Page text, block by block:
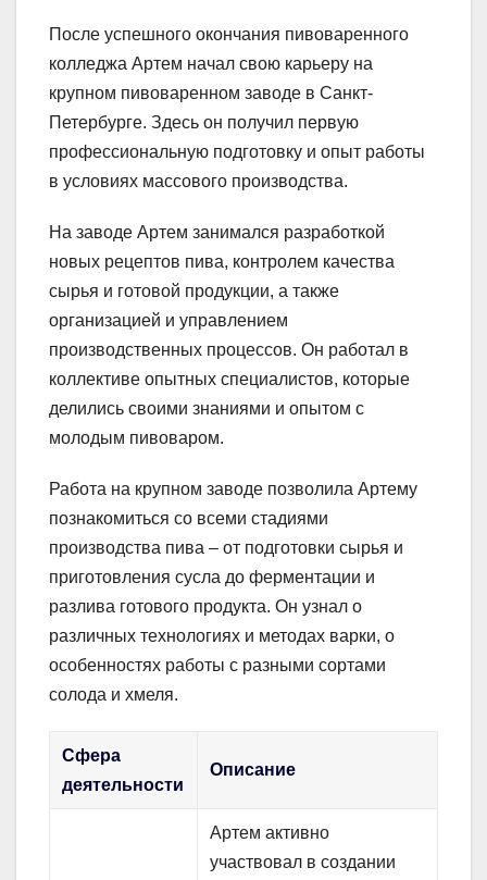
После успешного окончания пивоваренного
колледжа Артем начал свою карьеру на
крупном пивоваренном заводе в Санкт-
Петербурге. Здесь он получил первую
профессиональную подготовку и опыт работы
в условиях массового производства.
На заводе Артем занимался разработкой
новых рецептов пива, контролем качества
сырья и готовой продукции, а также
организацией и управлением
производственных процессов. Он работал в
коллективе опытных специалистов, которые
делились своими знаниями и опытом с
молодым пивоваром.
Работа на крупном заводе позволила Артему
познакомиться со всеми стадиями
производства пива – от подготовки сырья и
приготовления сусла до ферментации и
разлива готового продукта. Он узнал о
различных технологиях и методах варки, о
особенностях работы с разными сортами
солода и хмеля.
Сфера
деятельности
Описание
Артем активно
участвовал в создании